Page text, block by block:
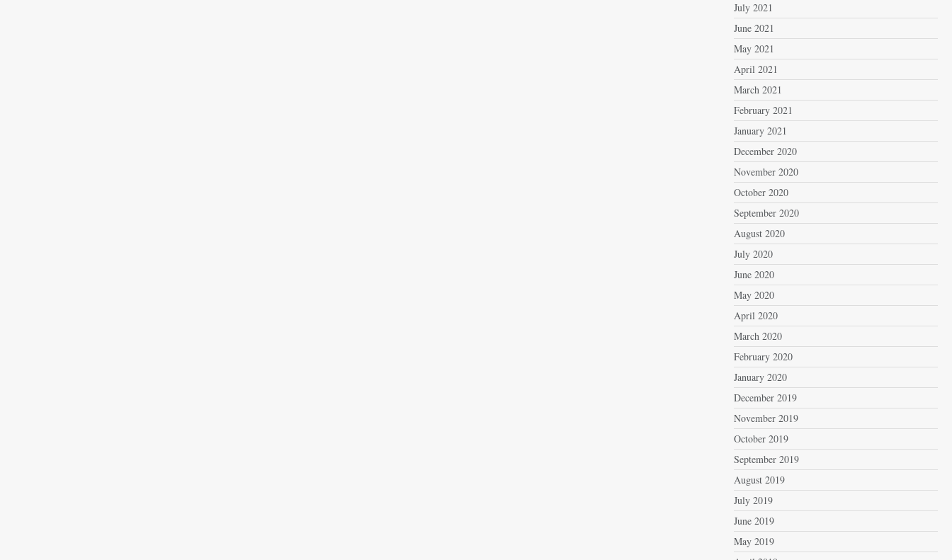
July 2021
June 2021
May 2021
April 2021
March 2021
February 2021
January 2021
December 2020
November 2020
October 2020
September 2020
August 2020
July 2020
June 2020
May 2020
April 2020
March 2020
February 2020
January 2020
December 2019
November 2019
October 2019
September 2019
August 2019
July 2019
June 2019
May 2019